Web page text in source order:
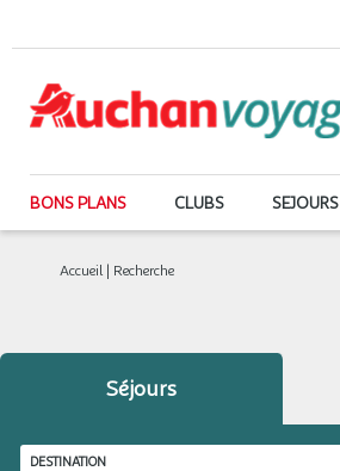
BONS PLANS CLUBS SEJOURS
Accueil Recherche
Séjours
DESTINATION